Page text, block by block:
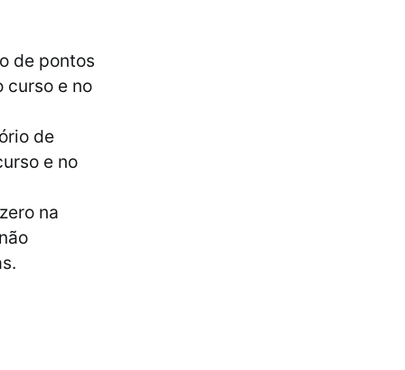
de pontos
curso e no
de
e no
na